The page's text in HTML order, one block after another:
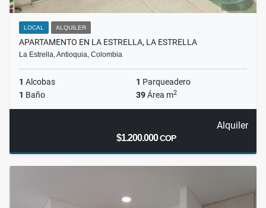
LOCAL ALQUILER
APARTAMENTO EN LA ESTRELLA, LA ESTRELLA
La Estrella, Antioquia, Colombia
1 Alcobas 1 Parqueadero
1 Baño 39Área m2
Alquiler
$1.200.000COP